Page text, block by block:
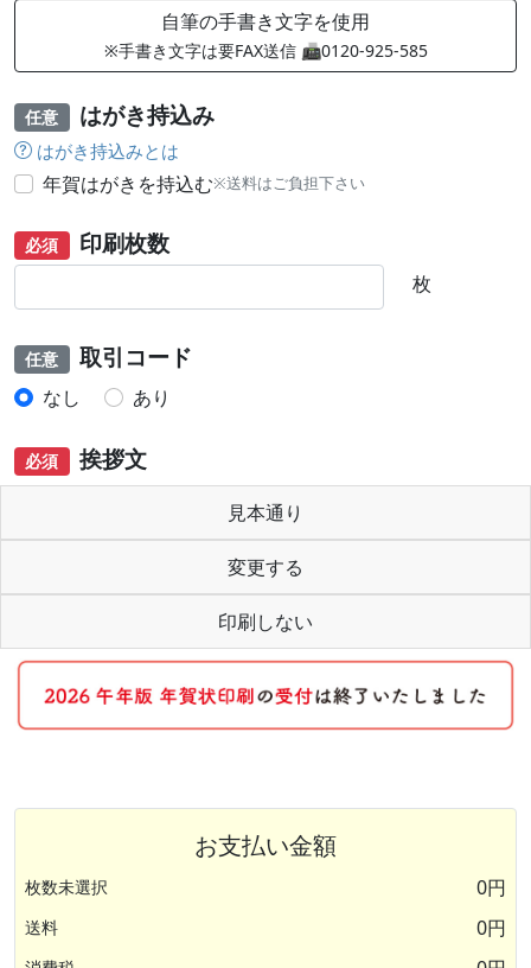
自筆の手書き文字を使用
※手書き文字は要FAX送信 📠0120-925-585
任意 はがき持込み
はがき持込みとは
年賀はがきを持込む※送料はご負担下さい
必須 印刷枚数
枚
任意 取引コード
なし あり
必須 挨拶文
見本通り
変更する
印刷しない
お支払い金額
枚数未選択 0円
送料 0円